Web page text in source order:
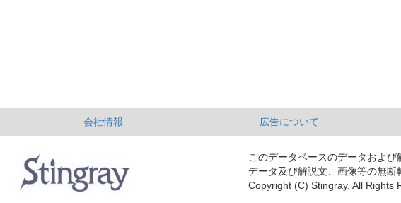
会社情報 広告について
このデータベースのデータおよ
データ及び解説文、画像等の無断
Copyright (C) Stingray. All Rights